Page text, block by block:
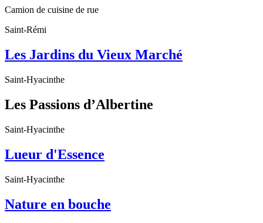
Camion de cuisine de rue
Saint-Rémi
Les Jardins du Vieux Marché
Saint-Hyacinthe
Les Passions d’Albertine
Saint-Hyacinthe
Lueur d'Essence
Saint-Hyacinthe
Nature en bouche